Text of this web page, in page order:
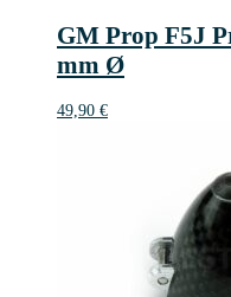
GM Prop F5J
mm Ø
49,90 €